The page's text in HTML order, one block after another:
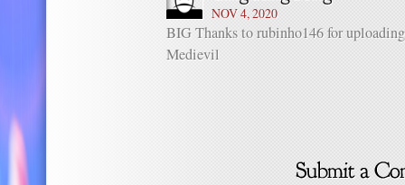
NOV 4, 2020
BIG Thanks to rubinho146 for
Medievil